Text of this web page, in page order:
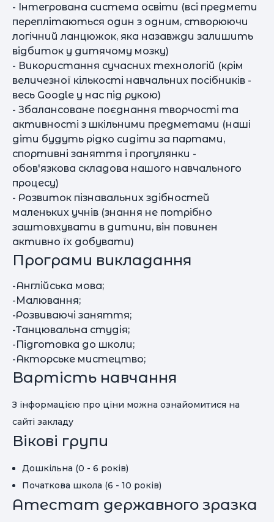
- Інтегрована система освіти (всі предмети
переплітаються один з одним, створюючи
логічний ланцюжок, яка назавжди залишить
відбиток у дитячому мозку)
- Використання сучасних технологій (крім
величезної кількості навчальних посібників -
весь Google у нас під рукою)
- Збалансоване поєднання творчості та
активності з шкільними предметами (наші
діти будуть рідко сидіти за партами,
спортивні заняття і прогулянки -
обов'язкова складова нашого навчального
процесу)
- Розвиток пізнавальних здібностей
маленьких учнів (знання не потрібно
заштовхувати в дитини, він повинен
активно їх добувати)
Програми викладання
-Англійська мова;
-Малювання;
-Розвиваючі заняття;
-Танцювальна студія;
-Підготовка до школи;
-Акторське мистецтво;
Вартість навчання
З інформацією про ціни можна ознайомитися на
сайті закладу
Вікові групи
Дошкільна (0 - 6 років)
Початкова школа (6 - 10 років)
Атестат державного зразка